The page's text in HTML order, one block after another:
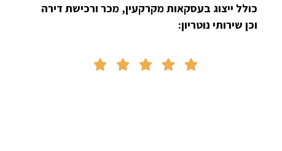
כולל ייצוג בעסקאות מקרקעין, מכר ורכישת דירה
וכן שירותי נוטריון:




